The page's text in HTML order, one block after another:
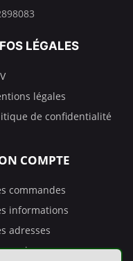
LÉGALES
légales
de confidentialité
COMPTE
commandes
informations
adresses
avoirs